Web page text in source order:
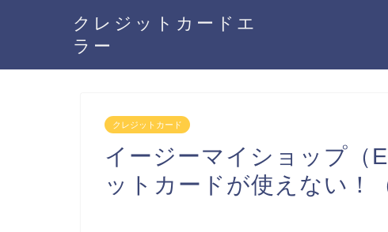
クレジットカードエ
ラー
クレジットカード
イージーマイショップ（
ットカードが使えない！